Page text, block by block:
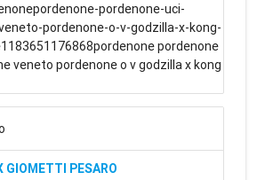
pordenone-uci-
pordenone-o-v-godzilla-x-kong-
pordenone
veneto pordenone o v godzilla x kong
GIOMETTI PESARO